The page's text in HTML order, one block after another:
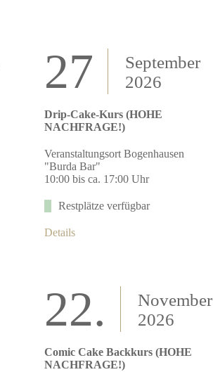
27
September
2026
Drip-Cake-Kurs (HOHE
NACHFRAGE!)
Veranstaltungsort Bogenhausen
"Burda Bar"
10:00 bis ca. 17:00 Uhr
Restplätze verfügbar
Details
22.
November
2026
Comic Cake Backkurs (HOHE
NACHFRAGE!)